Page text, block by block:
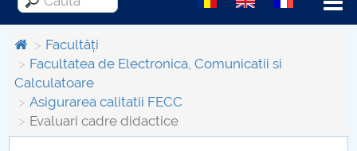
Despre Universitate
Centrul de Management al Proiectelor
Facultăți
Facultatea de Electronica, Comunicatii si
Calculatoare
Asigurarea calitatii FECC
Evaluari cadre didactice